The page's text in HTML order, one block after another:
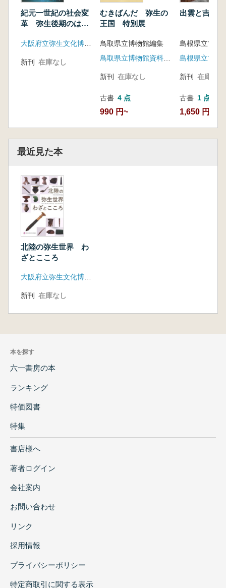
紀元一世紀の社会変
革 弥生後期のはじ
新刊 在庫なし
むきばんだ 弥生の
王国 特別展
鳥取県立博物館編集
新刊 在庫なし
古書 4 点
990 円~
出雲と吉備
新刊 在庫なし
古書 1 点
1,650 円
最近見た本
北陸の弥生世界 わ
ざとこころ
大阪府立弥生文化博物館
新刊 在庫なし
本を探す
六一書房の本
ランキング
特価図書
特集
書店様へ
著者ログイン
会社案内
お問い合わせ
リンク
採用情報
プライバシーポリシー
特定商取引に関する表示